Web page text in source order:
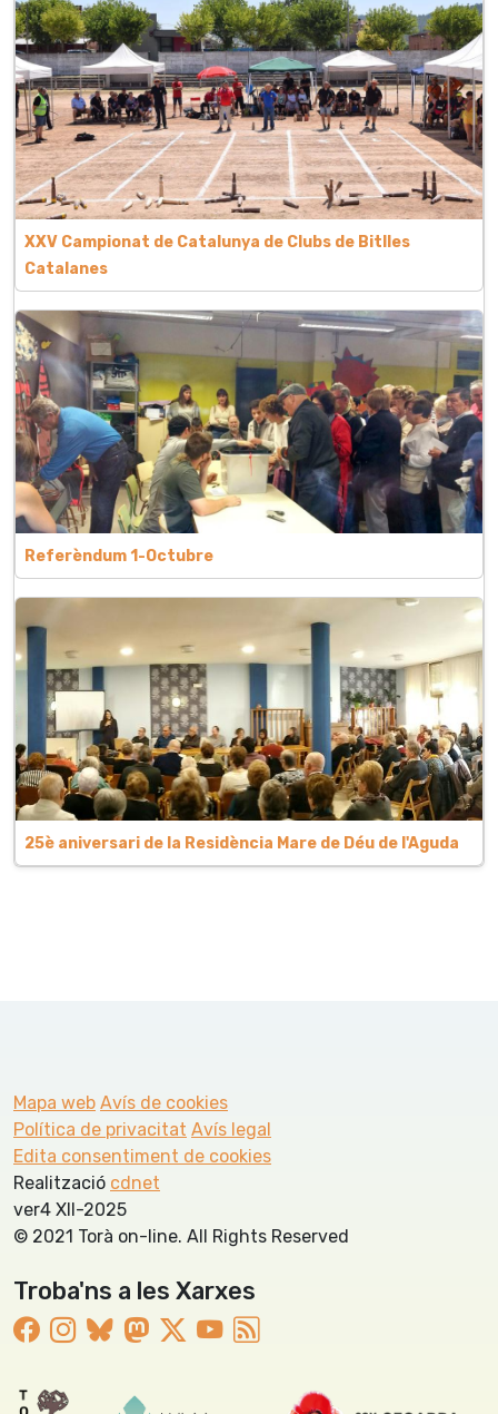
XXV Campionat de Catalunya de Clubs de Bitlles
Catalanes
Referèndum 1-Octubre
25è aniversari de la Residència Mare de Déu de l'Aguda
Mapa web Avís de cookies
Política de privacitat Avís legal
Edita consentiment de cookies
Realització cdnet
ver4 XII-2025
© 2021 Torà on-line. All Rights Reserved
Troba'ns a les Xarxes